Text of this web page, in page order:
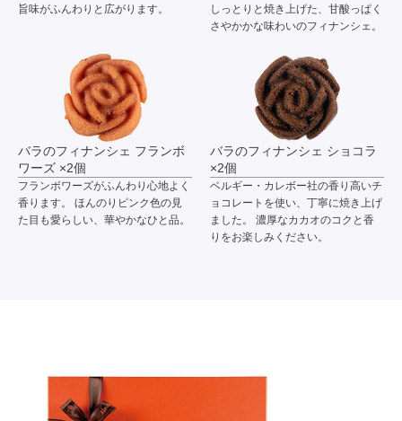
旨味がふんわりと広がります。
しっとりと焼き上げた、甘酸っぱく
さやかかな味わいのフィナンシェ。
バラのフィナンシェ フランボ
ワーズ ×2個
フランボワーズがふんわり心地よく
香ります。 ほんのりピンク色の見
た目も愛らしい、華やかなひと品。
バラのフィナンシェ ショコラ
×2個
ベルギー・カレボー社の香り高いチ
ョコレートを使い、丁寧に焼き上げ
ました。 濃厚なカカオのコクと香
りをお楽しみください。